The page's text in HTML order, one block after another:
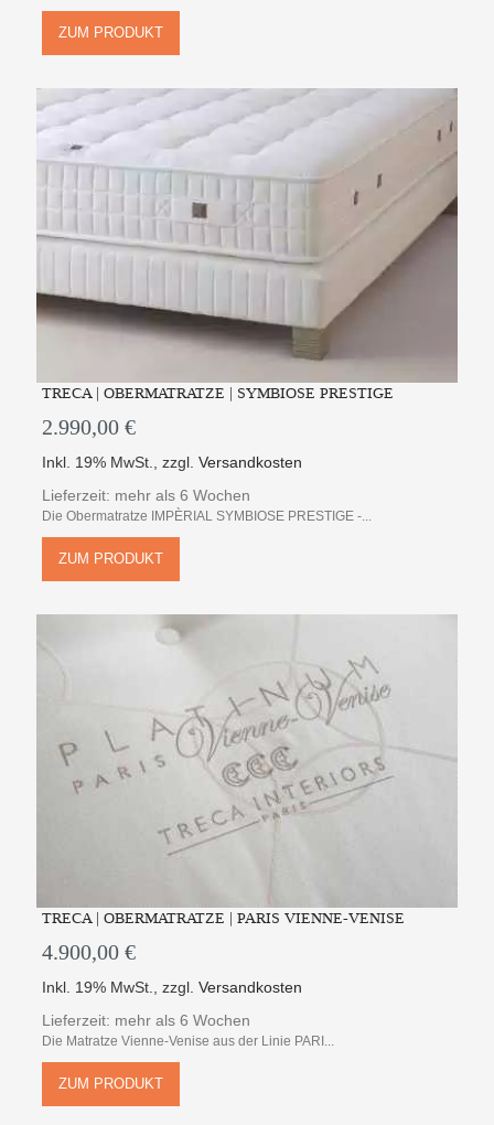
ZUM PRODUKT
TRECA | OBERMATRATZE | SYMBIOSE PRESTIGE
2.990,00 €
Inkl. 19% MwSt. ,zzgl.Versandkosten
Lieferzeit: mehr als 6 Wochen
Die Obermatratze IMPÈRIAL SYMBIOSE PRESTIGE -...
ZUM PRODUKT
TRECA | OBERMATRATZE | PARIS VIENNE-VENISE
4.900,00 €
Inkl. 19% MwSt.,zzgl.Versandkosten
Lieferzeit: mehr als 6 Wochen
Die Matratze Vienne-Venise aus der Linie PARI...
ZUM PRODUKT